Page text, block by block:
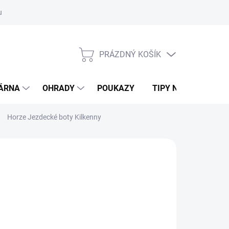
výměna
NÁKUPNÍ
PRÁZDNÝ KOŠÍK
OHRADY POUKAZY TIPY NA DÁRKY
Horze Jezdecké boty Kilkenny